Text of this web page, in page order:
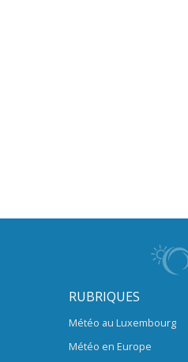
RUBRIQUES
Météo au Luxembourg
Météo en Europe